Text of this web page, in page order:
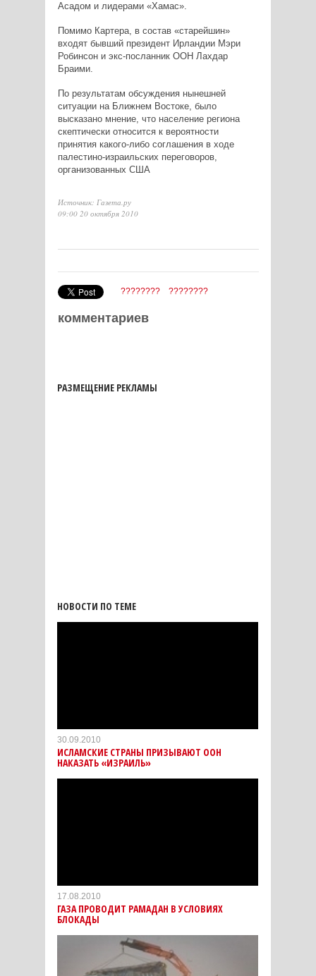
Асадом и лидерами «Хамас».
Помимо Картера, в состав «старейшин»
входят бывший президент Ирландии Мэри
Робинсон и экс-посланник ООН Лахдар
Браими.
По результатам обсуждения нынешней
ситуации на Ближнем Востоке, было
высказано мнение, что население региона
скептически относится к вероятности
принятия какого-либо соглашения в ходе
палестино-израильских переговоров,
организованных США
Источник: Газета.ру
09:00 20 октября 2010
???????? ????????
комментариев
РАЗМЕЩЕНИЕ РЕКЛАМЫ
НОВОСТИ ПО ТЕМЕ
30.09.2010
ИСЛАМСКИЕ СТРАНЫ ПРИЗЫВАЮТ ООН
НАКАЗАТЬ «ИЗРАИЛЬ»
17.08.2010
ГАЗА ПРОВОДИТ РАМАДАН В УСЛОВИЯХ
БЛОКАДЫ